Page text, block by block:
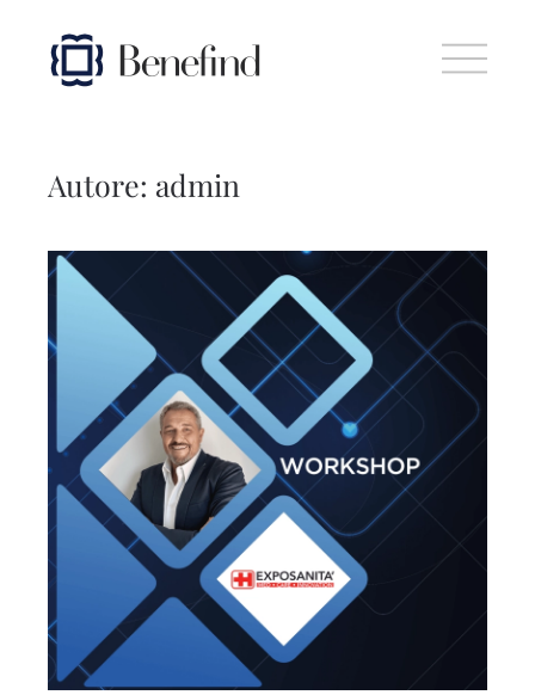
Skip to main content
Autore: admin